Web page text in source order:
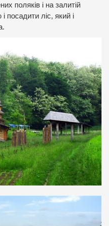
поляків і на залитій
посадити ліс, який і